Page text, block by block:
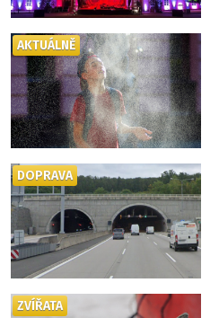
AKTUÁLNĚ
DOPRAVA
ZVÍŘATA